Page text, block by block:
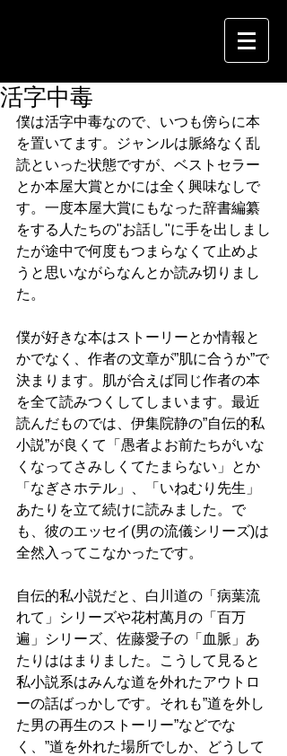
活字中毒
僕は活字中毒なので、いつも傍らに本
を置いてます。ジャンルは脈絡なく乱
読といった状態ですが、ベストセラー
とか本屋大賞とかには全く興味なしで
す。一度本屋大賞にもなった辞書編纂
をする人たちの"お話し"に手を出しまし
たが途中で何度もつまらなくて止めよ
うと思いながらなんとか読み切りまし
た。
僕が好きな本はストーリーとか情報と
かでなく、作者の文章が”肌に合うか”で
決まります。肌が合えば同じ作者の本
を全て読みつくしてしまいます。最近
読んだものでは、伊集院静の”自伝的私
小説”が良くて「愚者よお前たちがいな
くなってさみしくてたまらない」とか
「なぎさホテル」、「いねむり先生」
あたりを立て続けに読みました。で
も、彼のエッセイ(男の流儀シリーズ)は
全然入ってこなかったです。
自伝的私小説だと、白川道の「病葉流
れて」シリーズや花村萬月の「百万
遍」シリーズ、佐藤愛子の「血脈」あ
たりははまりました。こうして見ると
私小説系はみんな道を外れたアウトロ
ーの話ばっかしです。それも”道を外し
た男の再生のストーリー”などでな
く、”道を外れた場所でしか、どうして